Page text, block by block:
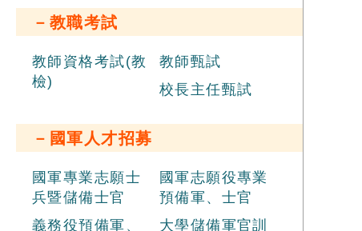
－教職考試
教師資格考試(教
檢)
教師甄試
校長主任甄試
－國軍人才招募
國軍專業志願士
兵暨儲備士官
國軍志願役專業
預備軍、士官
義務役預備軍、
大學儲備軍官訓